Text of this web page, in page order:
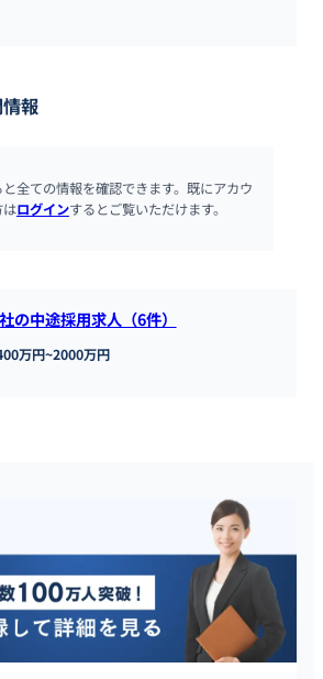
報
全ての情報を確認できます。既にアカウ
はログインするとご覧いただけます。
の中途採用求人（6件）
万円~2000万円